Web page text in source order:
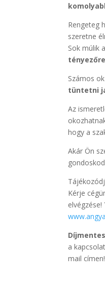
Rengeteg
szeretne
Sok múlik
Számos
tüntetni
Az
hogy a
Akár Ön
Kérje
elvégzése!
a
mail címen!